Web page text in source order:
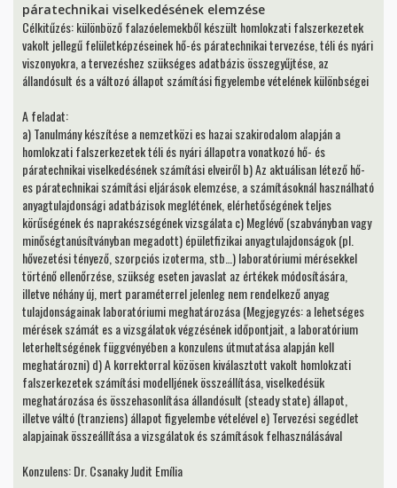
páratechnikai viselkedésének elemzése
Célkitűzés: különböző falazóelemekből készült homlokzati falszerkezetek
vakolt jellegű felületképzéseinek hő-és páratechnikai tervezése, téli és nyári
viszonyokra, a tervezéshez szükséges adatbázis összegyűjtése, az
állandósult és a változó állapot számítási figyelembe vételének különbségei
A feladat:
a) Tanulmány készítése a nemzetközi es hazai szakirodalom alapján a
homlokzati falszerkezetek téli és nyári állapotra vonatkozó hő- és
páratechnikai viselkedésének számítási elveiről b) Az aktuálisan létező hő-
es páratechnikai számítási eljárások elemzése, a számításoknál használható
anyagtulajdonsági adatbázisok meglétének, elérhetőségének teljes
körűségének és naprakészségének vizsgálata c) Meglévő (szabványban vagy
minőségtanúsítványban megadott) épületfizikai anyagtulajdonságok (pl.
hővezetési tényező, szorpciós izoterma, stb…) laboratóriumi mérésekkel
történő ellenőrzése, szükség eseten javaslat az értékek módosítására,
illetve néhány új, mert paraméterrel jelenleg nem rendelkező anyag
tulajdonságainak laboratóriumi meghatározása (Megjegyzés: a lehetséges
mérések számát es a vizsgálatok végzésének időpontjait, a laboratórium
leterheltségének függvényében a konzulens útmutatása alapján kell
meghatározni) d) A korrektorral közösen kiválasztott vakolt homlokzati
falszerkezetek számítási modelljének összeállítása, viselkedésük
meghatározása és összehasonlítása állandósult (steady state) állapot,
illetve váltó (tranziens) állapot figyelembe vételével e) Tervezési segédlet
alapjainak összeállítása a vizsgálatok és számítások felhasználásával
Konzulens: Dr. Csanaky Judit Emília